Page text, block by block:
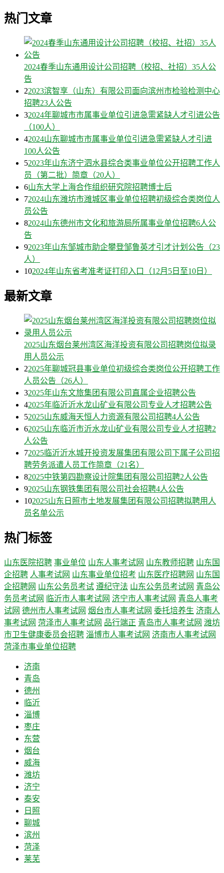
热门文章
2024春季山东通用设计公司招聘（校招、社招）35人公
告
22023滨智享（山东）有限公司面向滨州市检验检测中心
招聘23人公告
32024年聊城市市属事业单位引进急需紧缺人才引进公告
（100人）
42024山东聊城市市属事业单位引进急需紧缺人才引进
100人公告
52023年山东济宁泗水县综合类事业单位公开招聘工作人
员（第二批）简章（20人）
6山东大学上海合作组织研究院招聘博士后
72024山东潍坊市潍城区事业单位招聘初级综合类岗位人
员公告
82024山东德州市文化和旅游局所属事业单位招聘6人公
告
92023年山东邹城市助企攀登邹鲁英才引才计划公告（23
人）
102024年山东省考准考证打印入口（12月5日至10日）
最新文章
2025山东烟台莱州湾区海洋投资有限公司招聘岗位拟录
用人员公示
22025年聊城冠县事业单位初级综合类岗位公开招聘工作
人员公告（26人）
32025年山东文旅集团有限公司直属企业招聘公告
42025年临沂沂水龙山矿业有限公司专业人才招聘公告
52025山东威海天恒人力资源有限公司招聘4人公告
62025山东临沂市沂水龙山矿业有限公司专业人才招聘2
人公告
72025临沂沂水城开投资发展集团有限公司下属子公司招
聘劳务派遣人员工作简章（21名）
82025中铁第四勘察设计院集团有限公司招聘2人公告
92025山东钢铁集团有限公司社会招聘4人公告
102025山东日照市土地发展集团有限公司招聘拟聘用人
员名单公示
热门标签
山东医院招聘 事业单位 山东人事考试网 山东教师招聘 山东国
企招聘 人事考试网 山东事业单位招考 山东医疗招聘网 山东国
企招聘网 山东公务员考试 遵纪守法 山东公务员考试网 青岛公
务员考试网
临沂市人事考试网 济宁市人事考试网 青岛人事考
试网 德州市人事考试网 烟台市人事考试网 委托培养生 济南人
事考试网 菏泽市人事考试网 品行端正 青岛市人事考试网 潍坊
市卫生健康委员会招聘 淄博市人事考试网 济南市人事考试网
菏泽市事业单位招聘
济南
青岛
德州
临沂
淄博
枣庄
东营
烟台
威海
潍坊
济宁
泰安
日照
聊城
滨州
菏泽
莱芜